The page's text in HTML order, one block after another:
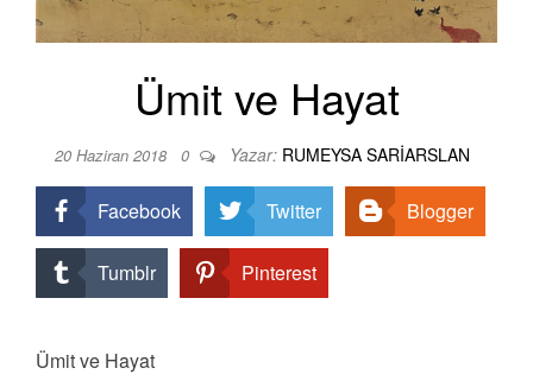
Ümit ve Hayat
20 Haziran 2018 0 Yazar: RUMEYSA SARIARSLAN
Facebook Twitter Blogger
Tumblr Pinterest
Ümit ve Hayat